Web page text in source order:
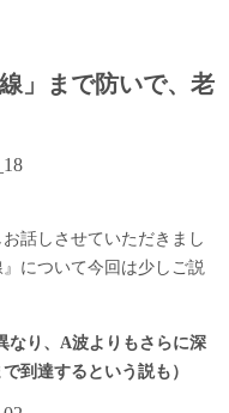
」まで防いで、老
話しさせていただきまし
について今回は少しご説
なり、A波よりもさらに深
到達するという説も）